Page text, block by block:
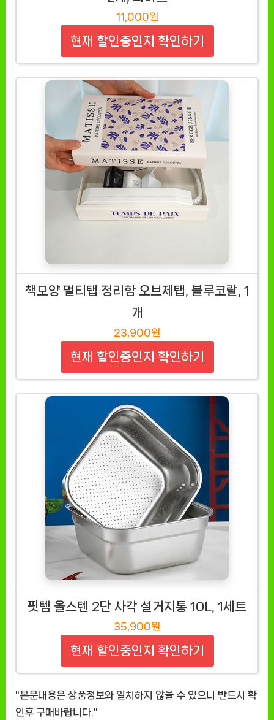
11,000원
현재 할인중인지 확인하기
책모양 멀티탭 정리함 오브제탭, 블루코랄, 1
개
23,900원
현재 할인중인지 확인하기
핏템 올스텐 2단 사각 설거지통 10L, 1세트
35,900원
현재 할인중인지 확인하기
"본문내용은 상품정보와 일치하지 않을 수 있으니 반드시 확
인후 구매바랍니다."